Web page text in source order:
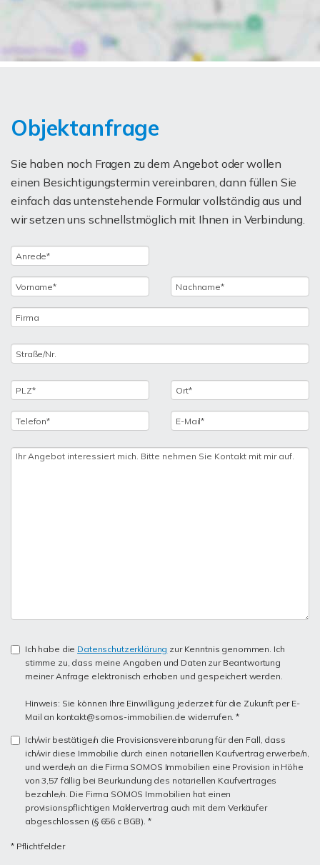
Objektanfrage
Sie haben noch Fragen zu dem Angebot oder wollen
einen Besichtigungstermin vereinbaren, dann füllen Sie
einfach das untenstehende Formular vollständig aus und
wir setzen uns schnellstmöglich mit Ihnen in Verbindung.
Ich habe die Datenschutzerklärung zur Kenntnis genommen. Ich
stimme zu, dass meine Angaben und Daten zur Beantwortung
meiner Anfrage elektronisch erhoben und gespeichert werden.
Hinweis: Sie können Ihre Einwilligung jederzeit für die Zukunft per E-
Mail an kontakt@somos-immobilien.de widerrufen. *
Ich/wir bestätige/n die Provisionsvereinbarung für den Fall, dass
ich/wir diese Immobilie durch einen notariellen Kaufvertrag erwerbe/n,
und werde/n an die Firma SOMOS Immobilien eine Provision in Höhe
von 3,57 fällig bei Beurkundung des notariellen Kaufvertrages
bezahle/n. Die Firma SOMOS Immobilien hat einen
provisionspflichtigen Maklervertrag auch mit dem Verkäufer
abgeschlossen (§ 656 c BGB). *
* Pflichtfelder